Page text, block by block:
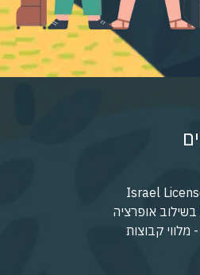
Israel
בשילוב אופרציה
מלווי קבוצות